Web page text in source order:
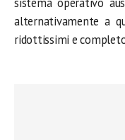
alternativamente a
ridottissimi e